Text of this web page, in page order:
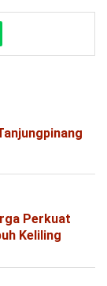
Perkuat
Keliling